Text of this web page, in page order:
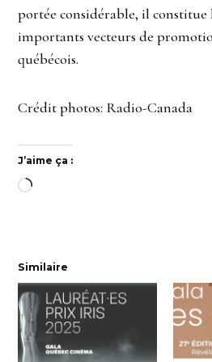
portée considérable, il constitue
importants vecteurs de
québécois.
Crédit photos: Radio-Canada
J’aime ça :
Chargement…
Similaire